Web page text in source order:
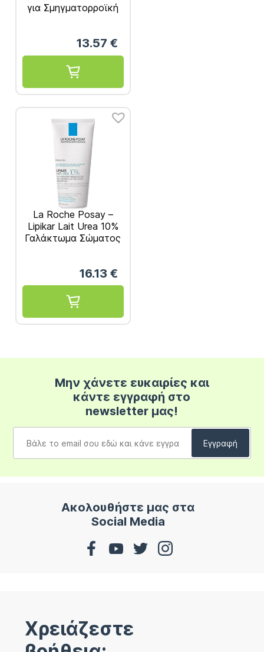
για Σμηγματορροϊκή
13.57 €
La Roche Posay –
Lipikar Lait Urea 10%
Γαλάκτωμα Σώματος
16.13 €
Μην χάνετε ευκαιρίες και
κάντε εγγραφή στο
newsletter μας!
Ακολουθήστε μας στα
Social Media
Χρειάζεστε